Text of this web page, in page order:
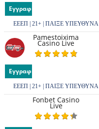
Εγγραφή
ΕΕΕΠ | 21+ | ΠΑΙΞΕ ΥΠΕΥΘΥΝΑ
Pamestoixima
Casino Live
Εγγραφή
ΕΕΕΠ | 21+ | ΠΑΙΞΕ ΥΠΕΥΘΥΝΑ
Fonbet Casino
Live